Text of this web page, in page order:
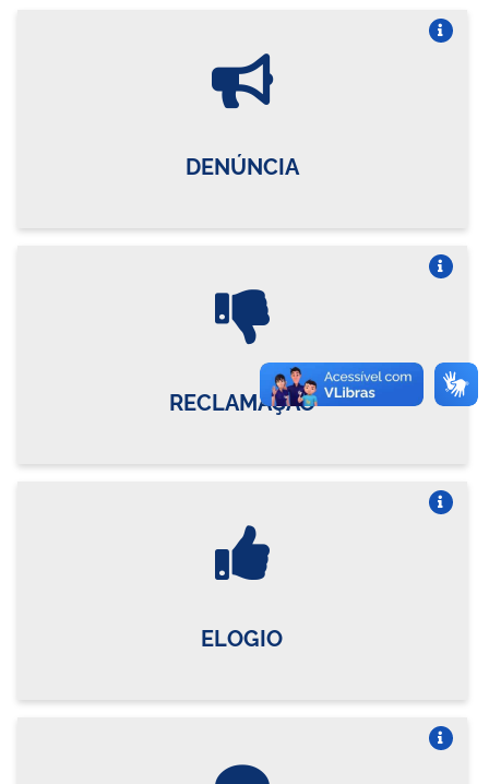
DENÚNCIA
RECLAMAÇÃO
ELOGIO